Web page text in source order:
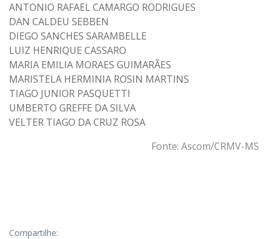
ANTONIO RAFAEL CAMARGO RODRIGUES
DAN CALDEU SEBBEN
DIEGO SANCHES SARAMBELLE
LUIZ HENRIQUE CASSARO
MARIA EMILIA MORAES GUIMARÃES
MARISTELA HERMINIA ROSIN MARTINS
TIAGO JUNIOR PASQUETTI
UMBERTO GREFFE DA SILVA
VELTER TIAGO DA CRUZ ROSA
Fonte: Ascom/CRMV-MS
Compartilhe: